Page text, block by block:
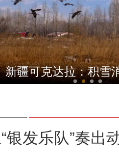
侨乡故事 | 哈班拜的
新疆可克达拉：积雪
银发乐队”奏出